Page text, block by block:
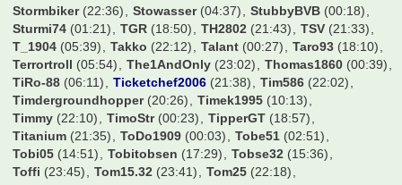
Stormbiker(22:36) Stowasser(04:37) StubbyBVB (00:18)
Sturmi74 (01:21) TGR (18:50) TH2802 (21:43) TSV (21:33)
T_1904 (05:39) Takko (22:12) Talant (00:27) Taro93 (18:10)
Terrortroll (05:54) The1AndOnly (23:02) Thomas1860 (00:39)
TiRo-88 (06:11) Ticketchef2006 (21:38) Tim586 (22:02)
Timdergroundhopper(20:26) Timek1995 (10:13)
Timmy (22:10) TimoStr(00:23) TipperGT (18:57)
Titanium (21:35) ToDo1909 (00:03) Tobe51 (02:51)
Tobi05 (14:51) Tobitobsen (17:29) Tobse32 (15:36)
Toffi (23:45) Tom15.32 (23:41) Tom25 (22:18)